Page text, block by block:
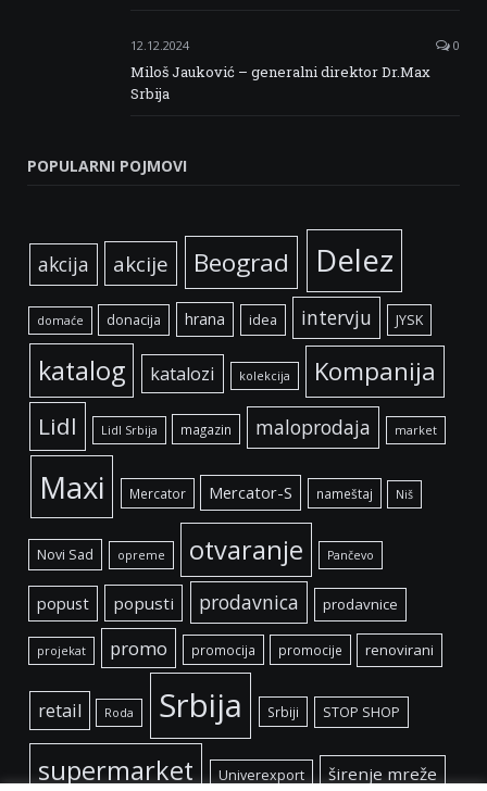
12.12.2024 0
Miloš Jauković – generalni direktor Dr.Max
Srbija
POPULARNI POJMOVI
akcija akcije Beograd Delez
domaće donacija hrana idea intervju JYSK
katalog katalozi kolekcija Kompanija
Lidl Lidl Srbija magazin maloprodaja market
Maxi Mercator Mercator-S nameštaj Niš
Novi Sad opreme otvaranje Pančevo
popust popusti prodavnica prodavnice
projekat promo promocija promocije renovirani
retail Roda Srbija Srbiji STOP SHOP
supermarket Univerexport širenje mreže